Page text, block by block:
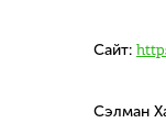
Сайт:
Сэлман